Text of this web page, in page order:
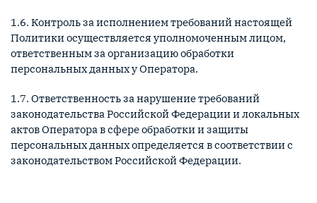
1.6. Контроль за исполнением требований настоящей
Политики осуществляется уполномоченным лицом,
ответственным за организацию обработки
персональных данных у Оператора.
1.7. Ответственность за нарушение требований
законодательства Российской Федерации и локальных
актов Оператора в сфере обработки и защиты
персональных данных определяется в соответствии с
законодательством Российской Федерации.